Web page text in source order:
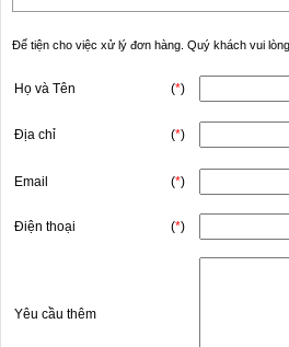
Để tiện cho việc xử lý đơn hàng. Quý khách vui
Họ và Tên (*)
Địa chỉ (*)
Email (*)
Điện thoại (*)
Yêu cầu thêm